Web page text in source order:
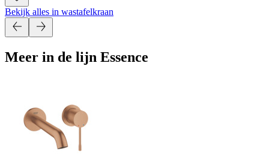
Bekijk alles in wastafelkraan
Meer in de lijn Essence